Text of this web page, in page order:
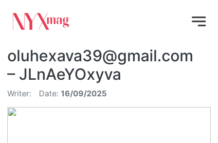
oluhexava39@gmail.com
– JLnAeYOxyva
Writer: Date: 16/09/2025